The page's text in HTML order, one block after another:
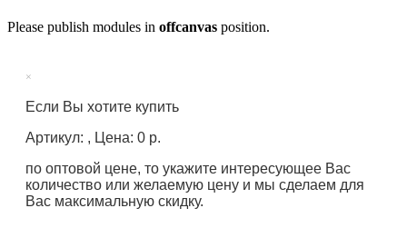
Please publish modules in offcanvas position.
×
Если Вы хотите купить
Артикул: , Цена: 0 р.
по оптовой цене, то укажите интересующее Вас
количество или желаемую цену и мы сделаем для
Вас максимальную скидку.